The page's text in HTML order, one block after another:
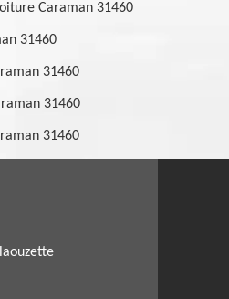
Caraman 31460
31460
31460
31460
31460